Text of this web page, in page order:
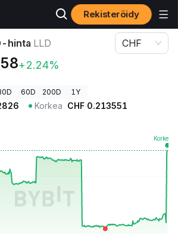
Rekisteröidy
LLD-hinta LLD
hinta LLD
+2.24%
CHF
60D 200D 1Y
Korkea CHF 0.213551